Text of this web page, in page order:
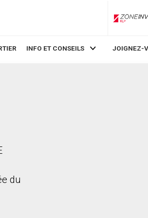
INFO ET CONSEILS JOIGNEZ-
du